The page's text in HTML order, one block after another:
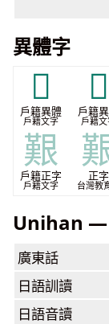
異體字
𡅸
戶籍異體
戶籍文字
𡆒
戶籍
戶籍文
艱
戶籍正字
戶籍文字
正字
台灣教
Unihan —
廣東話
日語訓讀
日語音讀